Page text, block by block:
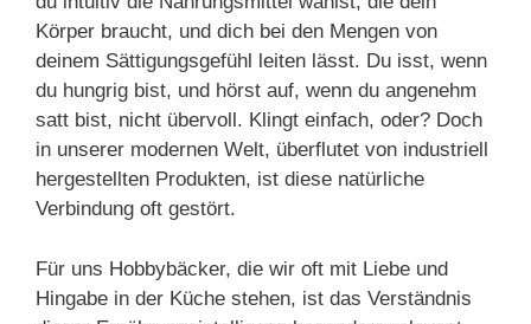
Körper braucht, und dich bei den Mengen von
deinem Sättigungsgefühl leiten lässt. Du isst, wenn
du hungrig bist, und hörst auf, wenn du angenehm
satt bist, nicht übervoll. Klingt einfach, oder? Doch
in unserer modernen Welt, überflutet von industriell
hergestellten Produkten, ist diese natürliche
Verbindung oft gestört.
Für uns Hobbybäcker, die wir oft mit Liebe und
Hingabe in der Küche stehen, ist das Verständnis